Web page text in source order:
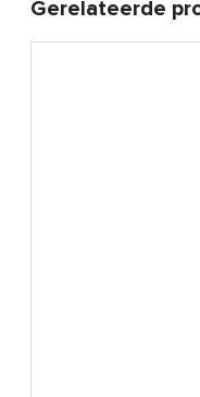
Gerelateerde